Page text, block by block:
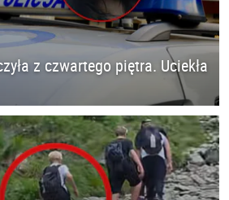
z czwartego piętra. Uciekła